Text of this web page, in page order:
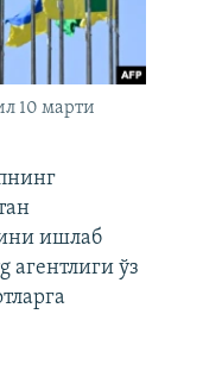
10 марти
ишлаб
агентлиги ўз